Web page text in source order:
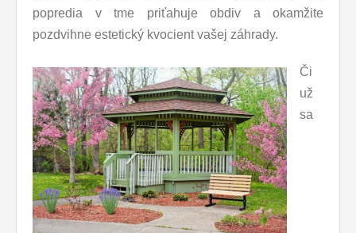
popredia v tme priťahuje obdiv a okamžite
pozdvihne estetický kvocient vašej záhrady.
Či
už
sa